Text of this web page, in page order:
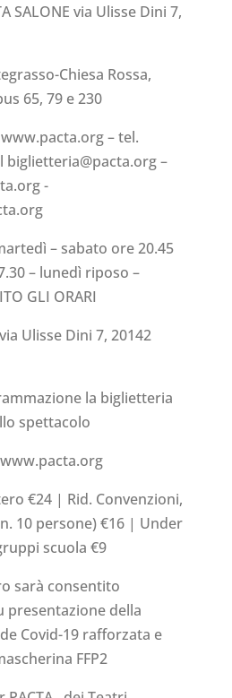
SALONE via Ulisse Dini 7,
Chiesa Rossa,
65, 79 e 230
– tel.
biglietteria@pacta.org –
-
– sabato ore 20.45
– lunedì riposo –
GLI ORARI
Ulisse Dini 7, 20142
la biglietteria
spettacolo
€24 | Rid. Convenzioni,
10 persone) €16 | Under
scuola €9
sarà consentito
presentazione della
Covid-19 rafforzata e
FFP2